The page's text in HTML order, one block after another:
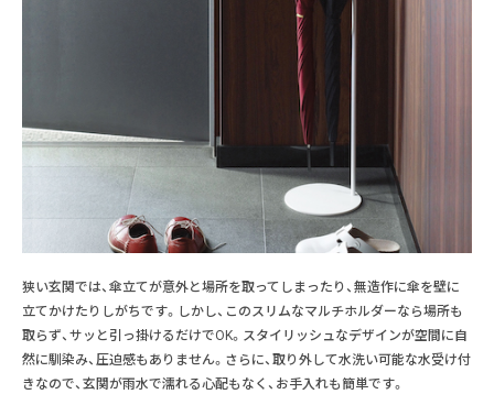
狭い玄関では、傘立てが意外と場所を取ってしまったり、無造作に傘を壁に
立てかけたりしがちです。しかし、このスリムなマルチホルダーなら場所も
取らず、サッと引っ掛けるだけでOK。スタイリッシュなデザインが空間に自
然に馴染み、圧迫感もありません。さらに、取り外して水洗い可能な水受け付
きなので、玄関が雨水で濡れる心配もなく、お手入れも簡単です。